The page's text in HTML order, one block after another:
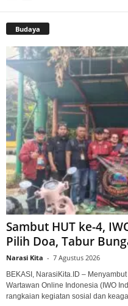
Budaya
Sambut HUT ke-4,
Pilih Doa, Tabur
Narasi Kita - 7 Agustus 2026
BEKASI, NarasiKita.ID –
Wartawan Online Indonesia (IWO
rangkaian kegiatan sosial dan